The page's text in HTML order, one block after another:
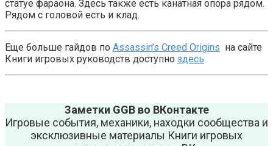
статуе фараона. Здесь также есть канатная опора рядом.
Рядом с головой есть и клад.
Еще больше гайдов по Assassin’s Creed Origins на сайте
Книги игровых руководств доступно здесь
Заметки GGB во ВКонтакте
Игровые события, механики, находки сообщества и
эксклюзивные материалы Книги игровых